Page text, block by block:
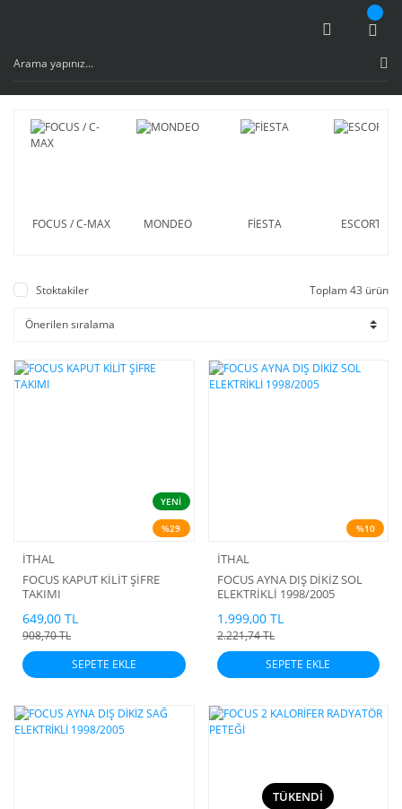
FOCUS / C-MAX MONDEO FİESTA ESCORT
Stoktakiler Toplam 43 ürün
YENİ
%29
İTHAL
FOCUS KAPUT KİLİT ŞİFRE
TAKIMI
649,00 TL
908,70 TL
SEPETE EKLE
%10
İTHAL
FOCUS AYNA DIŞ DİKİZ SOL
ELEKTRİKLİ 1998/2005
1.999,00 TL
2.221,74 TL
SEPETE EKLE
TÜKENDİ